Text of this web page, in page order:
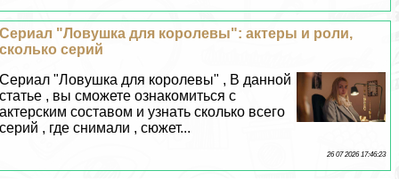
Сериал "Ловушка для королевы": актеры и роли,
сколько серий
Сериал "Ловушка для королевы" , В данной
статье , вы сможете ознакомиться с
актерским составом и узнать сколько всего
серий , где снимали , сюжет...
26 07 2026 17:46:23